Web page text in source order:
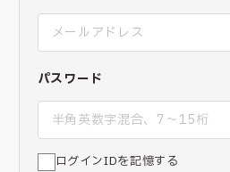
パスワード
ログインIDを記憶する